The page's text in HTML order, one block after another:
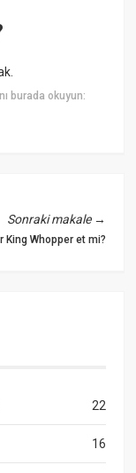
burada okuyun:
Sonraki makale→
King Whopper et mi?
22
16